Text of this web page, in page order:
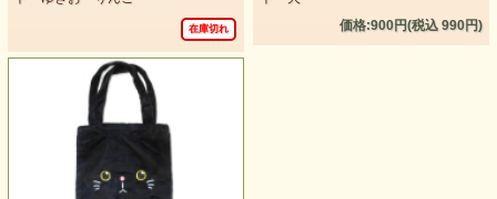
在庫切れ
価格:900円(税込 990円)